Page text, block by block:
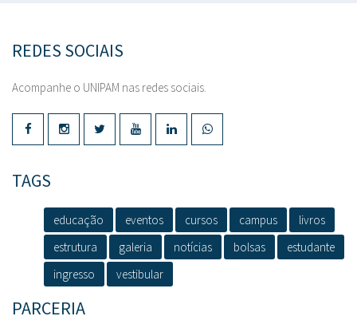
REDES SOCIAIS
Acompanhe o UNIPAM nas redes sociais.
TAGS
educação eventos cursos campus
livros
estrutura
galeria notícias bolsas
estudante
ingresso
vestibular
PARCERIA